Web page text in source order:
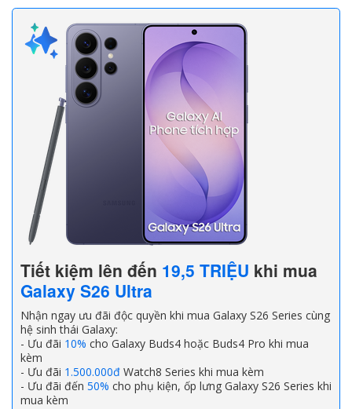
Tiết kiệm lên đến 19,5 TRIỆU khi mua
Galaxy S26 Ultra
Nhận ngay ưu đãi độc quyền khi mua Galaxy S26 Series cùng
hệ sinh thái Galaxy:
- Ưu đãi 10% cho Galaxy Buds4 hoặc Buds4 Pro khi mua
kèm
- Ưu đãi 1.500.000đ Watch8 Series khi mua kèm
- Ưu đãi đến 50% cho phụ kiện, ốp lưng Galaxy S26 Series khi
mua kèm